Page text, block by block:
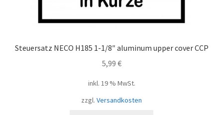
Steuersatz NECO H185 1-1/8″ aluminum upper cover CCP
5,99 €
inkl. 19 % MwSt.
zzgl. Versandkosten